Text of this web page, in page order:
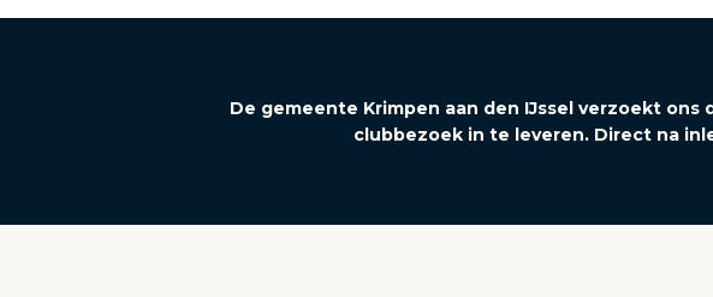
De gemeente Krimpen aan den IJssel verzoekt
clubbezoek in te leveren. Direct na